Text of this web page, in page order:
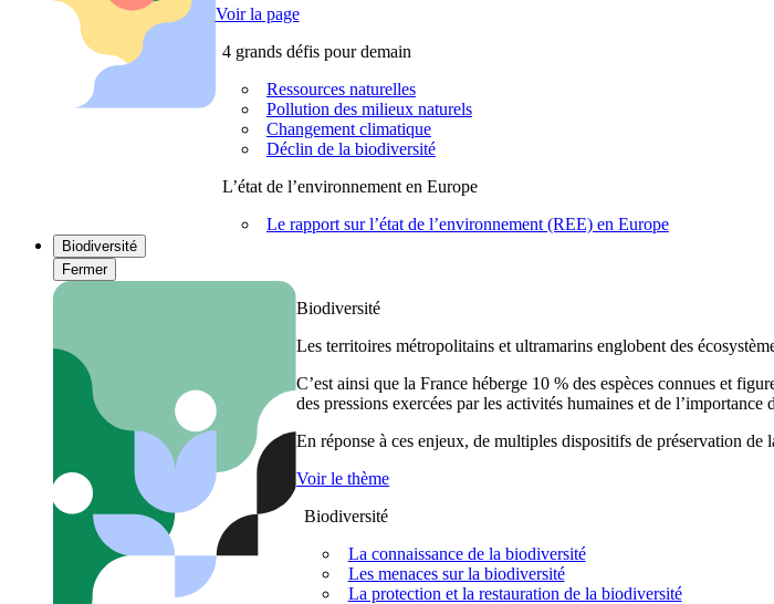
Voir la page
4 grands défis pour demain
Ressources naturelles
Pollution des milieux naturels
Changement climatique
Déclin de la biodiversité
L’état de l’environnement en Europe
Le rapport sur l’état de l’environnement (REE) en Europe
Biodiversité
Fermer
Biodiversité
Les territoires métropolitains et ultramarins englobent des
C’est ainsi que la France héberge 10 % des espèces connues et
des pressions exercées par les activités humaines et de
En réponse à ces enjeux, de multiples dispositifs de préservation de
Voir le thème
Biodiversité
La connaissance de la biodiversité
Les menaces sur la biodiversité
La protection et la restauration de la biodiversité